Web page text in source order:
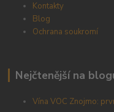
Kontakty
Blog
Ochrana soukromí
Nejčtenější na
Vína VOC Znojmo: